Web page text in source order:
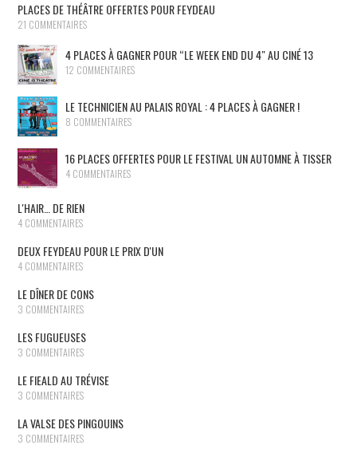
PLACES DE THÉÂTRE OFFERTES POUR FEYDEAU
21 COMMENTAIRES
4 PLACES À GAGNER POUR “LE WEEK END DU 4″ AU CINÉ 13
12 COMMENTAIRES
LE TECHNICIEN AU PALAIS ROYAL : 4 PLACES À GAGNER !
8 COMMENTAIRES
16 PLACES OFFERTES POUR LE FESTIVAL UN AUTOMNE À TISSER
4 COMMENTAIRES
L'HAIR… DE RIEN
4 COMMENTAIRES
DEUX FEYDEAU POUR LE PRIX D'UN
4 COMMENTAIRES
LE DÎNER DE CONS
3 COMMENTAIRES
LES FUGUEUSES
3 COMMENTAIRES
LE FIEALD AU TRÉVISE
3 COMMENTAIRES
LA VALSE DES PINGOUINS
3 COMMENTAIRES